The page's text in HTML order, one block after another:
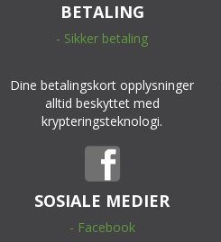
BETALING
- Sikker betaling
Dine betalingskort opplysninger
alltid beskyttet med
krypteringsteknologi.
SOSIALE MEDIER
- Facebook